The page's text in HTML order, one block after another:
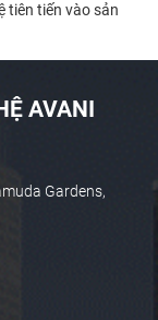
tiên tiến vào sản
đó...
AVANI
Gardens,